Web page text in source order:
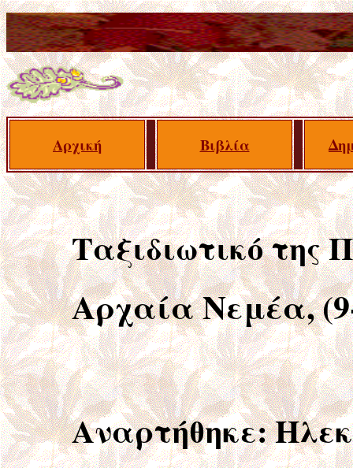
Αρχική Βιβλία
Ταξιδιωτικό
Αρχαία Νεμέα,
Αναρτήθηκε: